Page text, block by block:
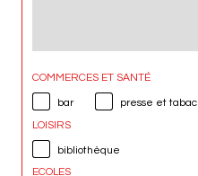
COMMERCES ET SANTÉ
bar
presse et tabac
LOISIRS
bibliothèque
ECOLES